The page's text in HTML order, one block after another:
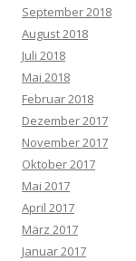
September 2018
August 2018
Juli 2018
Mai 2018
Februar 2018
Dezember 2017
November 2017
Oktober 2017
Mai 2017
April 2017
März 2017
Januar 2017